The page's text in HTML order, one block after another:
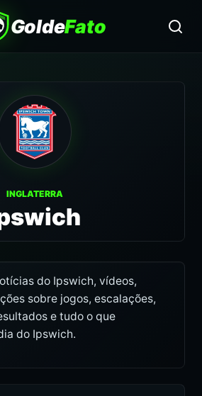
GoldeFato
INGLATERRA
do Ipswich, vídeos,
sobre jogos, escalações,
e tudo o que
do Ipswich.